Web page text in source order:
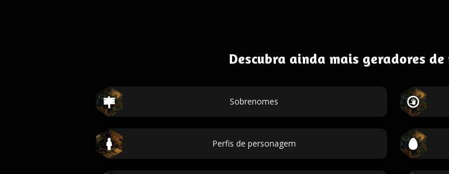
Descubra ainda mais geradores
Sobrenomes
Perfis de personagem